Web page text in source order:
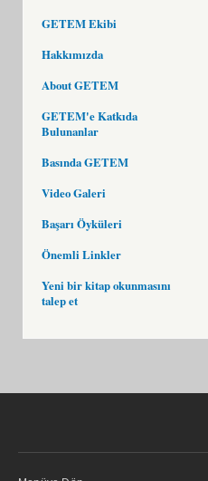
GETEM Ekibi
Hakkımızda
About GETEM
GETEM'e Katkıda
Bulunanlar
Basında GETEM
Video Galeri
Başarı Öyküleri
Önemli Linkler
Yeni bir kitap okunmasını
talep et